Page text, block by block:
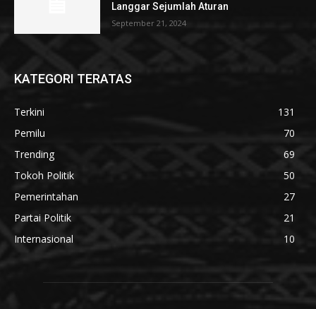
Langgar Sejumlah Aturan
September 21, 2024
KATEGORI TERATAS
Terkini
131
Pemilu
70
Trending
69
Tokoh Politik
50
Pemerintahan
27
Partai Politik
21
Internasional
10